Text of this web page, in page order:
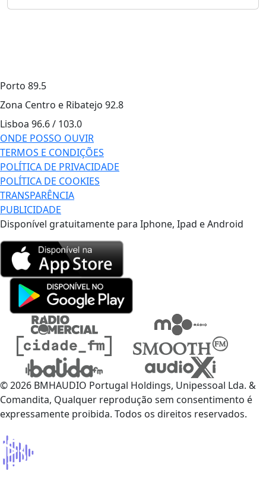
Porto 89.5
Zona Centro e Ribatejo 92.8
Lisboa 96.6 / 103.0
ONDE POSSO OUVIR
TERMOS E CONDIÇÕES
POLÍTICA DE PRIVACIDADE
POLÍTICA DE COOKIES
TRANSPARÊNCIA
PUBLICIDADE
Disponível gratuitamente para Iphone, Ipad e Android
© 2026 BMHAUDIO Portugal Holdings, Unipessoal Lda. &
Comandita, Qualquer reprodução sem consentimento é
expressamente proibida. Todos os direitos reservados.